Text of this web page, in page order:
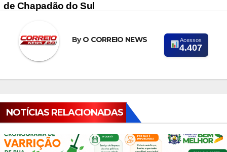
de Chapadão do Sul
ByO CORREIO NEWS Acessos
4.407
NOTÍCIAS RELACIONADAS